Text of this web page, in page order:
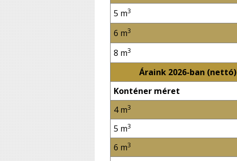
5 m3
6 m3
8 m3
Áraink 2026-ban (nettó)
Konténer méret
4 m3
5 m3
6 m3